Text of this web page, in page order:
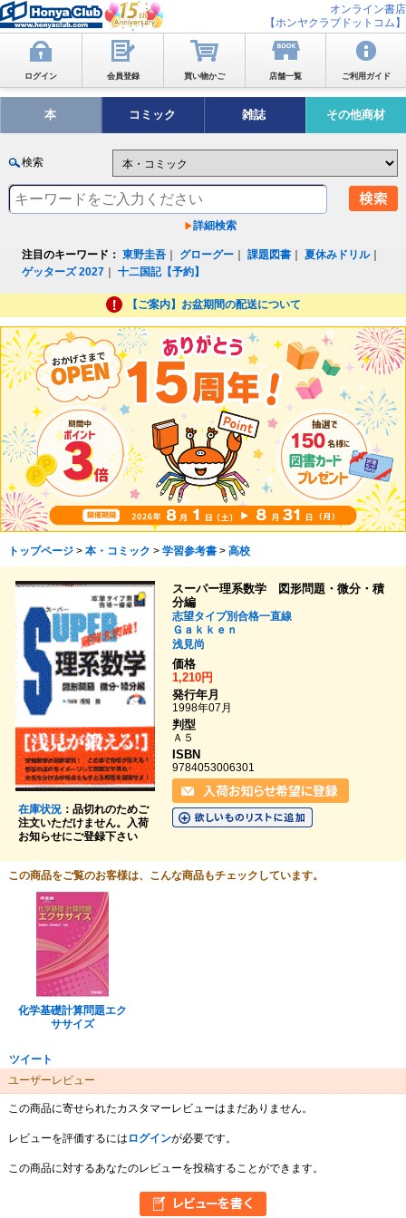
オンライン書店
【ホンヤクラブドットコム】
ログイン 会員登録 買い物かご 店舗一覧 ご利用ガイド
本 コミック 雑誌 その他商材
検索
詳細検索
注目のキーワード： 東野圭吾 グローグー ｜課題図書 ｜夏休みドリル｜
ゲッターズ 2027 ｜十二国記【予約】
【ご案内】お盆期間の配送について
トップページ> 本・コミック > 学習参考書> 高校
在庫状況：品切れのためご
注文いただけません。入荷
お知らせにご登録下さい
スーパー理系数学 図形問題・微分・積
分編
志望タイプ別合格一直線
Ｇａｋｋｅｎ
浅見尚
価格
1,210円
発行年月
1998年07月
判型
Ａ５
ISBN
9784053006301
この商品をご覧のお客様は、こんな商品もチェックしています。
化学基礎計算問題エク
ササイズ
ツイート
ユーザーレビュー
この商品に寄せられたカスタマーレビューはまだありません。
レビューを評価するには ログインが必要です。
この商品に対するあなたのレビューを投稿することができます。